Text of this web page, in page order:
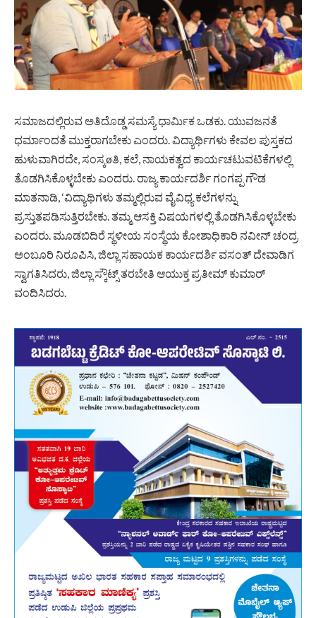
ಸಮಾಜದಲ್ಲಿರುವ ಅತಿದೊಡ್ಡ ಸಮಸ್ಯೆ ಧಾರ್ಮಿಕ ಒಡಕು. ಯುವಜನತೆ
ಧರ್ಮಾಂದತೆ ಮುಕ್ತರಾಗಬೇಕು ಎಂದರು. ವಿದ್ಯಾರ್ಥಿಗಳು ಕೇವಲ ಪುಸ್ತಕದ
ಹುಳುವಾಗಿರದೇ, ಸಂಸ್ಕøತಿ, ಕಲೆ, ನಾಯಕತ್ವದ ಕಾರ್ಯಚಟುವಟಿಕೆಗಳಲ್ಲಿ
ತೊಡಗಿಸಿಕೊಳ್ಳಬೇಕು ಎಂದರು. ರಾಜ್ಯ ಕಾರ್ಯದರ್ಶಿ ಗಂಗಪ್ಪ ಗೌಡ
ಮಾತನಾಡಿ, ‘ವಿದ್ಯಾಥಿಗಳು ತಮ್ಮಲ್ಲಿರುವ ವೈವಿಧ್ಯ ಕಲೆಗಳನ್ನು
ಪ್ರಸ್ತುತಪಡಿಸುತ್ತಿರಬೇಕು. ತಮ್ಮ ಆಸಕ್ತಿ ವಿಷಯಗಳಲ್ಲಿ ತೊಡಗಿಸಿಕೊಳ್ಳಬೇಕು
ಎಂದರು. ಮೂಡಬಿದಿರೆ ಸ್ಥಳೀಯ ಸಂಸ್ಥೆಯ ಕೋಶಾಧಿಕಾರಿ ನವೀನ್ ಚಂದ್ರ
ಅಂಬೂರಿ ನಿರೂಪಿಸಿ, ಜಿಲ್ಲಾ ಸಹಾಯಕ ಕಾರ್ಯದರ್ಶಿ ವಸಂತ್ ದೇವಾಡಿಗ
ಸ್ವಾಗತಿಸಿದರು, ಜಿಲ್ಲಾ ಸ್ಕೌಟ್ಸ್ ತರಬೇತಿ ಆಯುಕ್ತ ಪ್ರತೀಮ್ ಕುಮಾರ್
ವಂದಿಸಿದರು.